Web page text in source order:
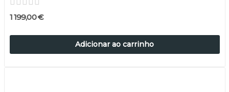
1 199,00 €
Adicionar ao carrinho